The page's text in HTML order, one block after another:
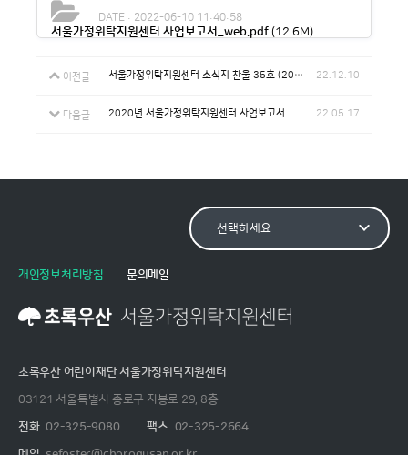
서울가정위탁지원센터 사업보고서_web.pdf (12.6M)
DATE : 2022-06-10 11:40:58
이전글 서울가정위탁지원센터 소식지 찬울 35호 (2022) 22.12.10
다음글 2020년 서울가정위탁지원센터 사업보고서 22.05.17
개인정보처리방침 문의메일
초록우산 어린이재단 서울가정위탁지원센터
03121 서울특별시 종로구 지봉로 29, 8층
전화 02-325-9080 팩스 02-325-2664